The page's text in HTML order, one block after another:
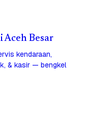
Aceh Besar
kendaraan,
& kasir — bengkel